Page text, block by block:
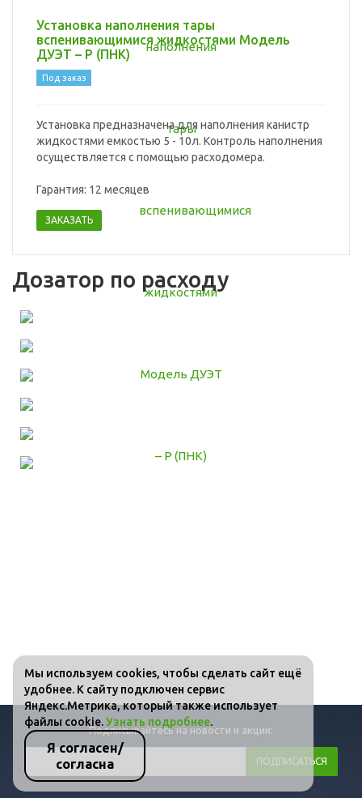
Установка наполнения тары
вспенивающимися жидкостями Модель
ДУЭТ – Р (ПНК)
Под заказ
Установка предназначена для наполнения канистр
жидкостями емкостью 5 - 10л. Контроль наполнения
осуществляется с помощью расходомера.
Гарантия: 12 месяцев
ЗАКАЗАТЬ
Дозатор по расходу
Подписывайтесь на новости и акции:
Мы используем cookies, чтобы сделать сайт ещё
удобнее. К сайту подключен сервис
Яндекс.Метрика, который также использует
файлы cookie.Узнать подробнее.
Я согласен/
согласна